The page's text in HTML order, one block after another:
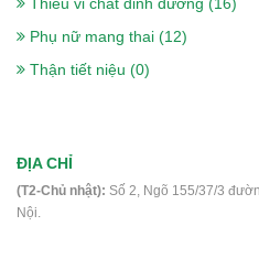
Phụ nữ mang thai (12)
Thận tiết niệu (0)
ĐỊA CHỈ
(T2-Chủ nhật): Số 2, Ngõ 155/37/3
Nội.
375.000₫